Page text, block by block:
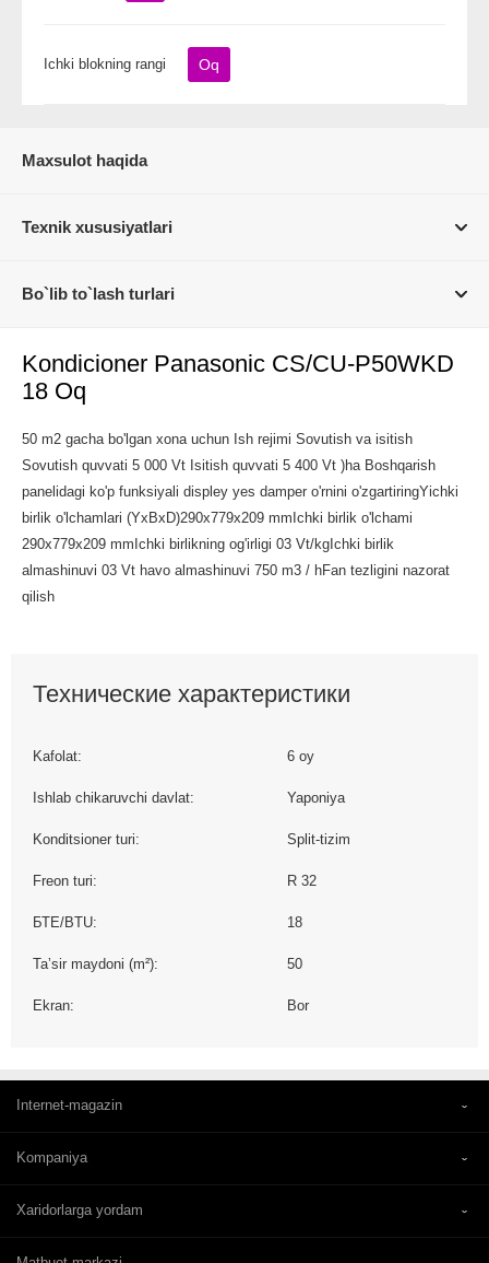
Ichki blokning rangi Oq
Maxsulot haqida
Texnik xususiyatlari
Bo`lib to`lash turlari
Kondicioner Panasonic CS/CU-P50WKD
18 Oq
50 m2 gacha bo'lgan xona uchun Ish rejimi Sovutish va isitish
Sovutish quvvati 5 000 Vt Isitish quvvati 5 400 Vt )ha Boshqarish
panelidagi ko'p funksiyali displey yes damper o'rnini o'zgartiringYichki
birlik o'lchamlari (YxBxD)290x779x209 mmIchki birlik o'lchami
290x779x209 mmIchki birlikning og'irligi 03 Vt/kgIchki birlik
almashinuvi 03 Vt havo almashinuvi 750 m3 / hFan tezligini nazorat
qilish
Технические характеристики
Kafolat: 6 oy
Ishlab chikaruvchi davlat: Yaponiya
Konditsioner turi: Split-tizim
Freon turi: R 32
БТЕ/BTU: 18
Taʼsir maydoni (m²): 50
Ekran: Bor
Internet-magazin
Kompaniya
Xaridorlarga yordam